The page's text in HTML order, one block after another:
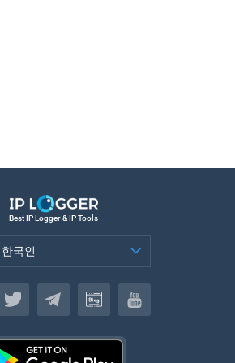
Best IP Logger & IP Tools
한국인
한국인